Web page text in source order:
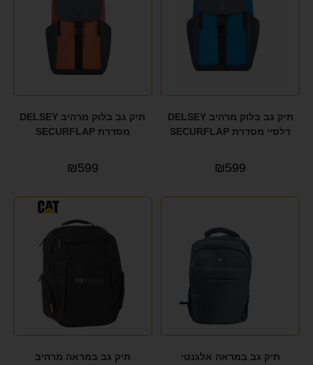
תיק גב בלוק מרהיב DELSEY
דלסיי מסדרת SECURFLAP
₪599
תיק גב בלוק מרהיב DELSEY
מסדרת SECURFLAP
₪599
תיק גב במראה אלגנטי
תיק גב במראה מרהיב